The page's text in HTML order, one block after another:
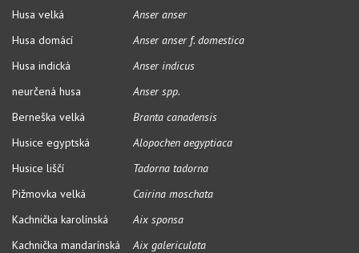
Husa velká
Anser anser
Husa domácí
Anser anser f. domestica
Husa indická
Anser indicus
neurčená husa
Anser spp.
Berneška velká
Branta canadensis
Husice egyptská
Alopochen aegyptiaca
Husice liščí
Tadorna tadorna
Pižmovka velká
Cairina moschata
Kachnička karolínská
Aix sponsa
Kachnička mandarínská
Aix galericulata